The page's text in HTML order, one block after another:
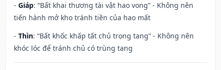
- Giáp: “Bất khai thương tài vật hao vong” - Không nên
tiến hành mở kho tránh tiền của hao mất
- Thìn: “Bất khốc khấp tất chủ trọng tang” - Không nên
khóc lóc để tránh chủ có trùng tang